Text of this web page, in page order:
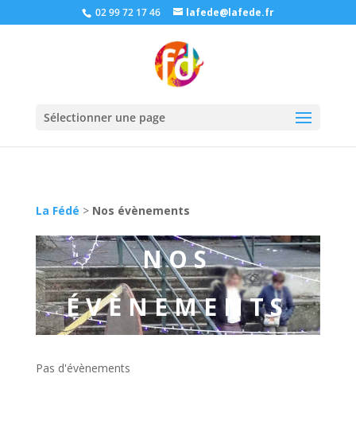
02 99 72 17 46 lafede@lafede.fr
Sélectionner une page
La Fédé > Nos évènements
NOS
ÉVÈNEMENTS
Pas d'évènements